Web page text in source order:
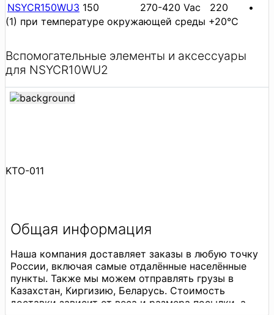
NSYCR150WU3 150 270-420 Vac 220
•
(1) при температуре окружающей среды +20°С
Вспомогательные элементы и аксессуары
для NSYCR10WU2
KTO-011